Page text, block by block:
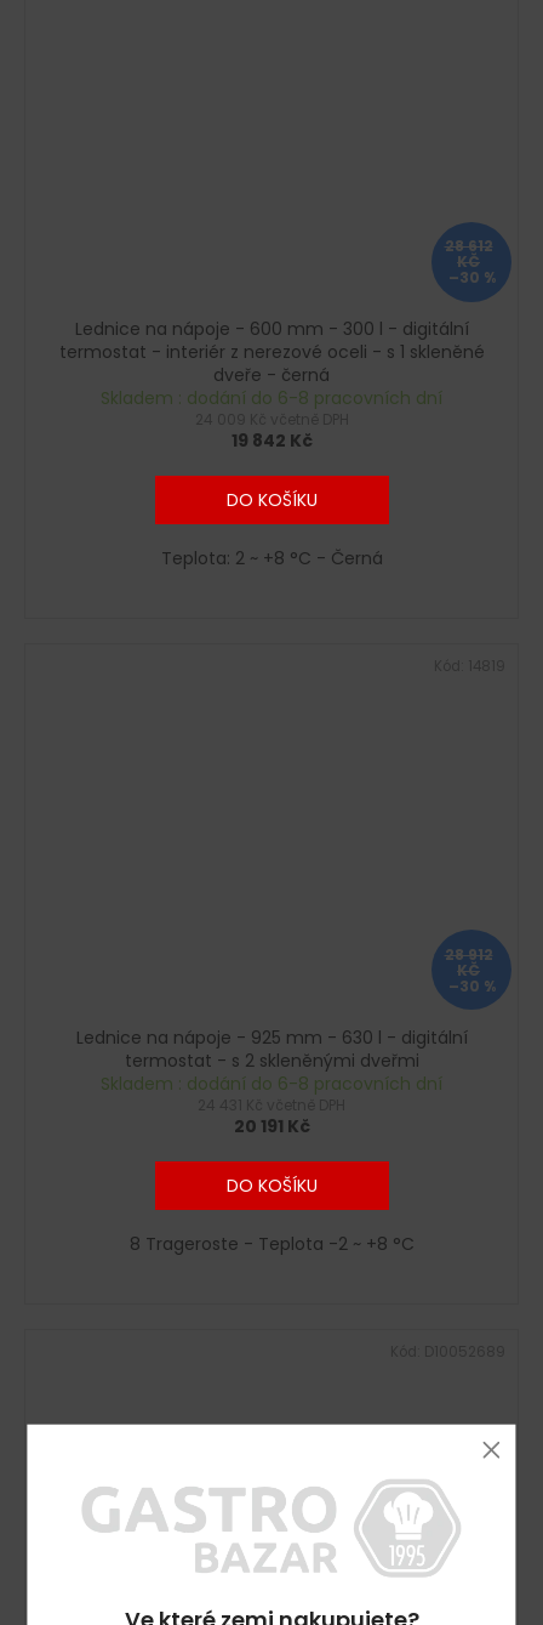
28 612
KČ
–30 %
Lednice na nápoje - 600 mm - 300 l - digitální
termostat - interiér z nerezové oceli - s 1 skleněné
dveře - černá
Skladem : dodání do 6-8 pracovních dní
19 842 Kč
DO KOŠÍKU
Teplota: 2 ~ +8 °C - Černá
28 912
KČ
–30 %
Lednice na nápoje - 925 mm - 630 l - digitální
termostat - s 2 skleněnými dveřmi
Skladem : dodání do 6-8 pracovních dní
20 191 Kč
DO KOŠÍKU
8 Trageroste - Teplota -2 ~ +8 °C